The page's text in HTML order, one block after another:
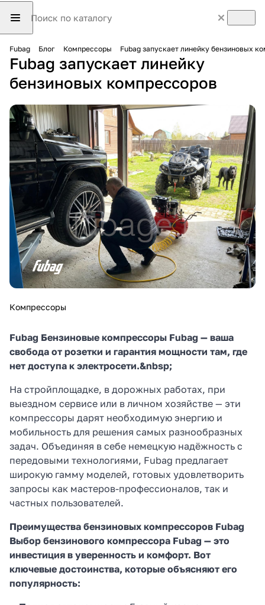
Fubag Блог Компрессоры Fubag запускает линейку бензиновых
Fubag запускает линейку
бензиновых компрессоров
Компрессоры
Fubag Бензиновые компрессоры Fubag — ваша
свобода от розетки и гарантия мощности там, где
нет доступа к электросети.&nbsp;
На стройплощадке, в дорожных работах, при
выездном сервисе или в личном хозяйстве — эти
компрессоры дарят необходимую энергию и
мобильность для решения самых разнообразных
задач. Объединяя в себе немецкую надёжность с
передовыми технологиями, Fubag предлагает
широкую гамму моделей, готовых удовлетворить
запросы как мастеров-профессионалов, так и
частных пользователей.
Преимущества бензиновых компрессоров Fubag
Выбор бензинового компрессора Fubag — это
инвестиция в уверенность и комфорт. Вот
ключевые достоинства, которые объясняют его
популярность: